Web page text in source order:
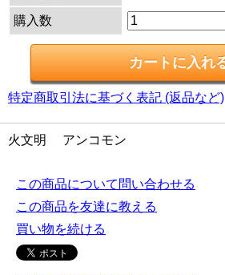
購入数
特定商取引法に基づく表記 (返品など)
火文明 アンコモン
この商品について問い合わせる
この商品を友達に教える
買い物を続ける